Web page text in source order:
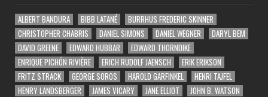
ALBERT BANDURA BIBB LATANÉ
BURRHUS FREDERIC SKINNER
CHRISTOPHER CHABRIS
DANIEL SIMONS DANIEL WEGNER
DARYL BEM
DAVID GREENE
EDWARD HUBBAR
EDWARD THORNDIKE
ENRIQUE PICHÓN RIVIÈRE
ERICH RUDOLF JAENSCH
ERIK ERIKSON
FRITZ STRACK
GEORGE SOROS HAROLD GARFINKEL
HENRI TAJFEL
HENRY LANDSBERGER
JAMES VICARY JANE ELLIOT
JOHN B. WATSON